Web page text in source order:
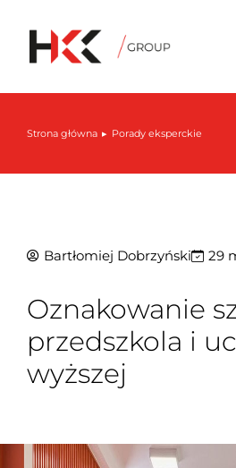
Jesteś tutaj:
Strona główna Porady eksperckie
Bartłomiej Dobrzyński 29
Oznakowanie
przedszkola i
wyższej